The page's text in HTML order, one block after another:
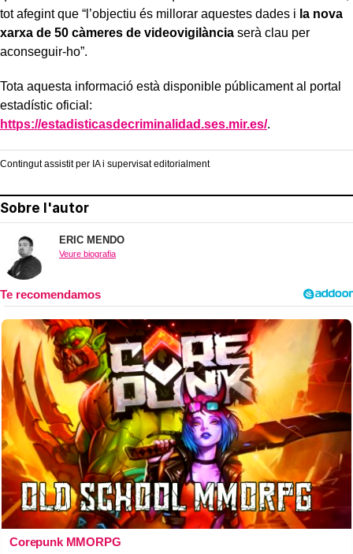
tot afegint que “l’objectiu és millorar aquestes dades i la nova
xarxa de 50 càmeres de videovigilància serà clau per
aconseguir-ho”.
Tota aquesta informació està disponible públicament al portal
estadístic oficial:
https://estadisticasdecriminalidad.ses.mir.es/.
Contingut assistit per IA i supervisat editorialment
Sobre l'autor
ERIC MENDO
Veure biografia
Corepunk MMORPG